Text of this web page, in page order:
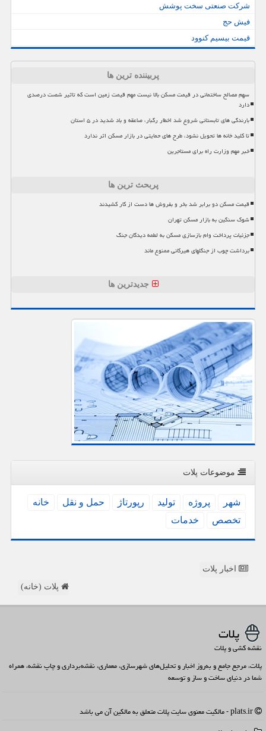
شرکت صنعتی سخت پوشش
فیش حج
قیمت بیسیم کنوود
پربیننده ترین ها
سهم مصالح ساختمانی در قیمت مسکن بالا نیست مهم قیمت زمین است که تاثیر شصت درصدی
دارد
بارندگی های تابستانی شروع شد اخطار رگبار، صاعقه و باد شدید در ۵ استان
تا کلید خانه ها تحویل نشود، طرح های حمایتی در بازار مسکن اثر ندارد
خبر مهم وزارت راه برای مستاجرین
پربحث ترین ها
قیمت مسکن دو برابر شد بخر و بفروش ها دست از کار کشیدند
شوک سنگین به بازار مسکن تهران
جزئیات پرداخت وام بازسازی مسکن به لطمه دیدگان جنگ
برداشت چوب از جنگلهای هیرکانی ممنوع ماند
جدیدترین ها
موضوعات پلات
شهر پروژه تولید رپورتاژ حمل و نقل
خانه
تخصص
خدمات
اخبار پلات
پلات (خانه)
پلات
نقشه کشی و پلات
پلات، مرجع جامع و به‌روز اخبار و تحلیل‌های شهرسازی، معماری، نقشه‌برداری و چاپ نقشه، همراه
شما در دنیای ساخت و ساز و توسعه